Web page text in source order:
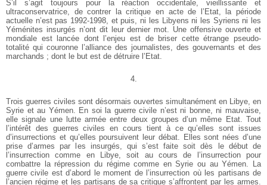
S’il s’agit toujours pour la réaction occidentale, vieillissante et
ultraconservatrice, de contrer la critique en acte de l’Etat, la période
actuelle n’est pas 1992-1998, et puis, ni les Libyens ni les Syriens ni les
Yéménites insurgés n’ont dit leur dernier mot. Une offensive ouverte et
mondiale est lancée dont l’enjeu est de briser cette étrange pseudo-
totalité qui couronne l’alliance des journalistes, des gouvernants et des
marchands ; dont le but est de détruire l’Etat.
4.
Trois guerres civiles sont désormais ouvertes simultanément en Libye, en
Syrie et au Yémen. En soi la guerre civile n’est ni bonne, ni mauvaise,
elle signale une lutte armée entre deux groupes d’un même Etat. Tout
l’intérêt des guerres civiles en cours tient à ce qu’elles sont issues
d’insurrections et qu’elles poursuivent leur débat. Elles sont nées d’une
prise d’armes par les insurgés, qui s’est faite soit dès le début de
l’insurrection comme en Libye, soit au cours de l’insurrection pour
combattre la répression du régime comme en Syrie ou au Yémen. La
guerre civile est d’abord le moment de l’insurrection où les partisans de
l’ancien régime et les partisans de sa critique s’affrontent par les armes.